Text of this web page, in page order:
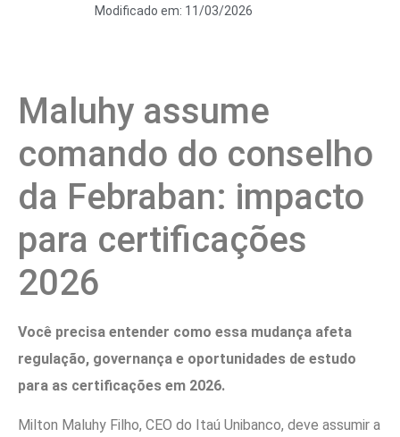
Modificado em: 11/03/2026
Maluhy assume
comando do conselho
da Febraban: impacto
para certificações
2026
Você precisa entender como essa mudança afeta
regulação, governança e oportunidades de estudo
para as certificações em 2026.
Milton Maluhy Filho, CEO do Itaú Unibanco, deve assumir a